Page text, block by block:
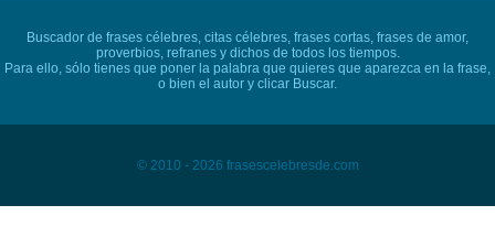
Buscador de frases célebres, citas célebres, frases cortas, frases de amor,
proverbios, refranes y dichos de todos los tiempos.
Para ello, sólo tienes que poner la palabra que quieres que aparezca en la frase,
o bien el autor y clicar Buscar.
© 2010 - 2026 frasescelebresde.com